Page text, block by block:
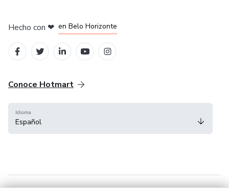
Hecho con ❤ en Belo Horizonte
Conoce Hotmart
Idioma
Español